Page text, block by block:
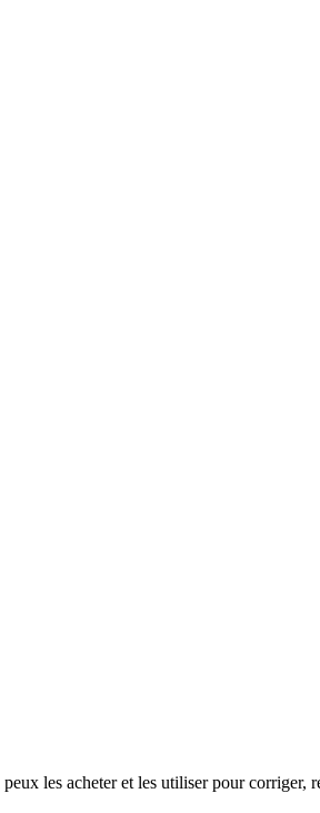
les acheter et les utiliser pour